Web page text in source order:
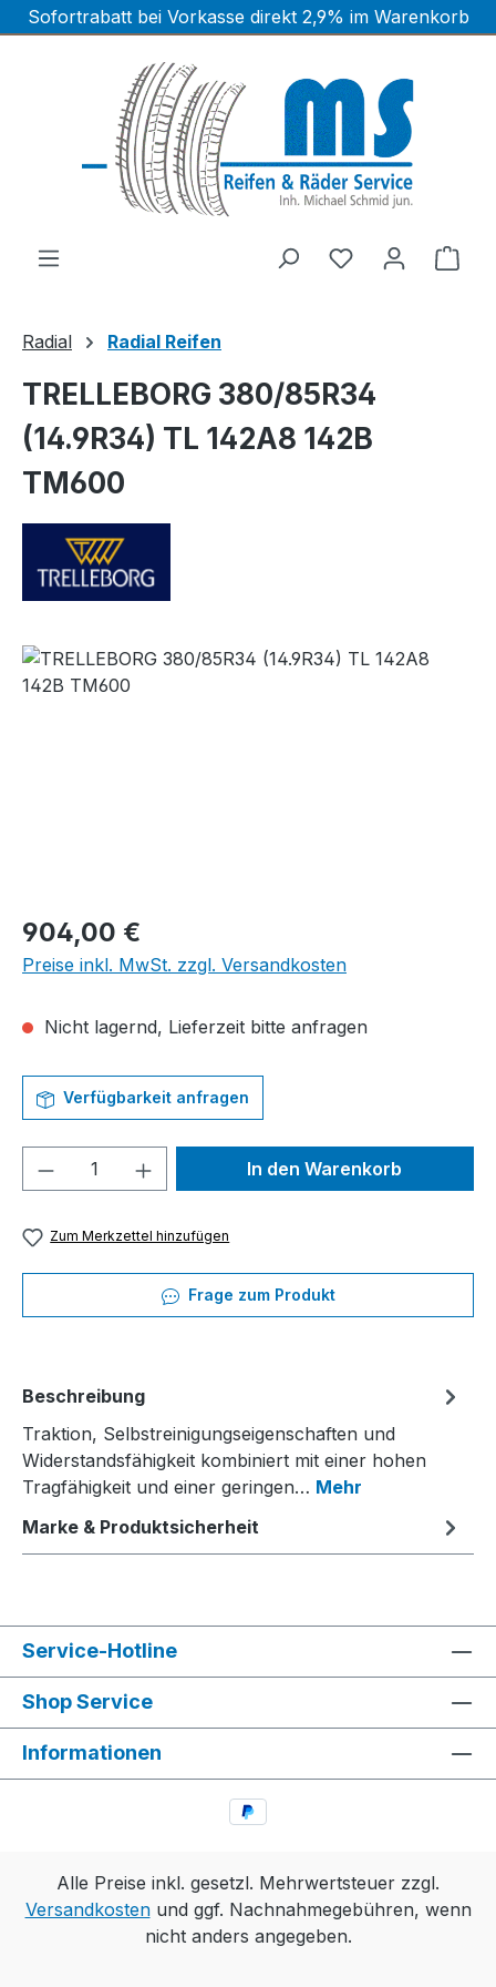
Zum Hauptinhalt springen
Sofortrabatt bei Vorkasse direkt 2,9% im Warenkorb
Radial Radial Reifen
TRELLEBORG 380/85R34
(14.9R34) TL 142A8 142B
TM600
Bildergalerie überspringen
Regulärer Preis:
904,00 €
Preise inkl. MwSt. zzgl. Versandkosten
Nicht lagernd, Lieferzeit bitte anfragen
Verfügbarkeit anfragen
Produkt Anzahl: Gib denIn den Warenkorb
Zum Merkzettel hinzufügen
Frage zum Produkt
Beschreibung
Traktion, Selbstreinigungseigenschaften und
Widerstandsfähigkeit kombiniert mit einer hohen
Tragfähigkeit und einer geringen… Mehr
Marke & Produktsicherheit
Service-Hotline
Shop Service
Informationen
Alle Preise inkl. gesetzl. Mehrwertsteuer zzgl.
Versandkostenund ggf. Nachnahmegebühren, wenn
nicht anders angegeben.